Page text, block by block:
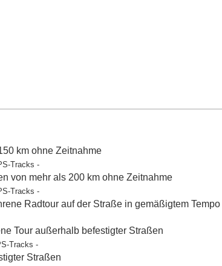
km ohne Zeitnahme
Tracks -
von mehr als 200 km ohne Zeitnahme
Tracks -
Radtour auf der Straße in gemäßigtem Tempo
Tour außerhalb befestigter Straßen
Tracks -
Straßen